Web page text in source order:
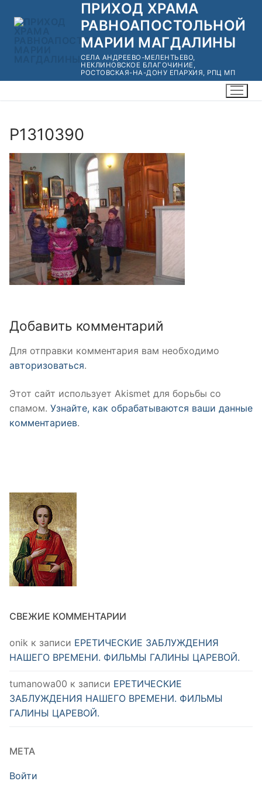
ПРИХОД ХРАМА
РАВНОАПОСТОЛЬНОЙ
МАРИИ МАГДАЛИНЫ
СЕЛА АНДРЕЕВО-МЕЛЕНТЬЕВО,
НЕКЛИНОВСКОЕ БЛАГОЧИНИЕ,
РОСТОВСКАЯ-НА-ДОНУ ЕПАРХИЯ, РПЦ МП
P1310390
Добавить комментарий
Для отправки комментария вам необходимо
авторизоваться.
Этот сайт использует Akismet для борьбы со
спамом. Узнайте, как обрабатываются ваши данные
комментариев.
СВЕЖИЕ КОММЕНТАРИИ
onik к записи ЕРЕТИЧЕСКИЕ ЗАБЛУЖДЕНИЯ
НАШЕГО ВРЕМЕНИ. ФИЛЬМЫ ГАЛИНЫ ЦАРЕВОЙ.
tumanowa00 к записи ЕРЕТИЧЕСКИЕ
ЗАБЛУЖДЕНИЯ НАШЕГО ВРЕМЕНИ. ФИЛЬМЫ
ГАЛИНЫ ЦАРЕВОЙ.
МЕТА
Войти